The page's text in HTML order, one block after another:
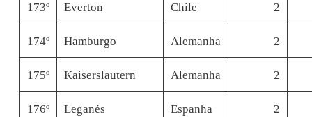
173º Everton Chile 2
174º Hamburgo Alemanha 2
175º Kaiserslautern Alemanha 2
176º Leganés Espanha 2